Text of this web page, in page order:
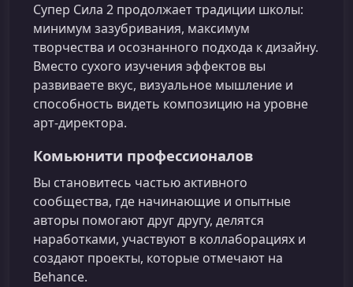
Супер Сила 2 продолжает традиции школы:
минимум зазубривания, максимум
творчества и осознанного подхода к дизайну.
Вместо сухого изучения эффектов вы
развиваете вкус, визуальное мышление и
способность видеть композицию на уровне
арт‑директора.
Комьюнити профессионалов
Вы становитесь частью активного
сообщества, где начинающие и опытные
авторы помогают друг другу, делятся
наработками, участвуют в коллаборациях и
создают проекты, которые отмечают на
Behance.